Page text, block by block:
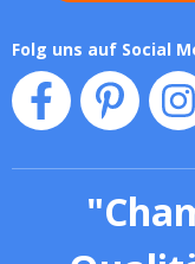
Folg uns auf Social
"